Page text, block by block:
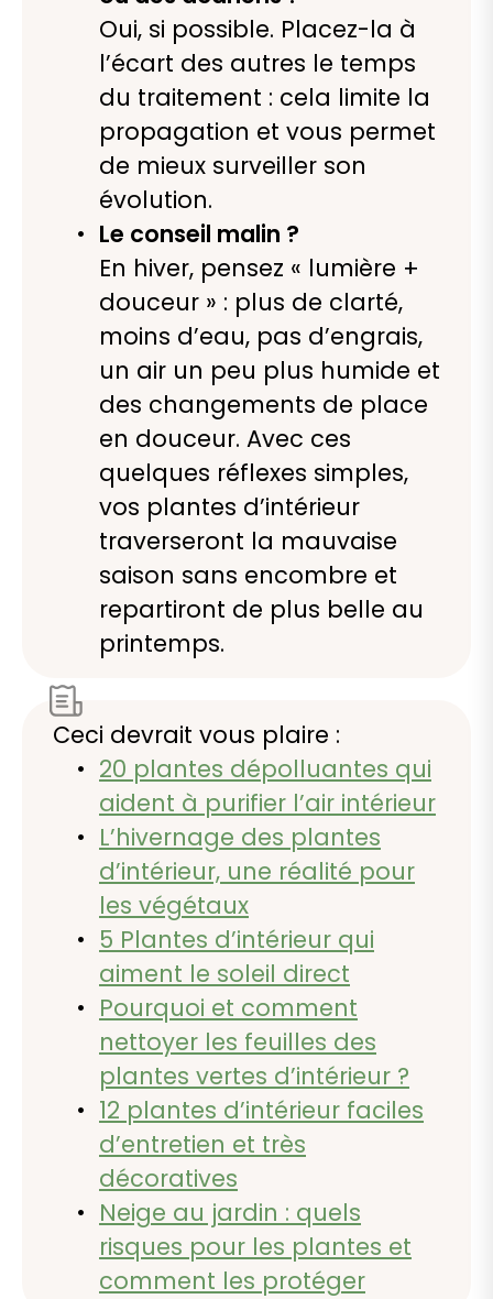
Oui, si possible. Placez-la à
l’écart des autres le temps
du traitement : cela limite la
propagation et vous permet
de mieux surveiller son
évolution.
Le conseil malin ?
En hiver, pensez « lumière +
douceur » : plus de clarté,
moins d’eau, pas d’engrais,
un air un peu plus humide et
des changements de place
en douceur. Avec ces
quelques réflexes simples,
vos plantes d’intérieur
traverseront la mauvaise
saison sans encombre et
repartiront de plus belle au
printemps.
Ceci devrait vous plaire :
20 plantes dépolluantes qui
aident à purifier l’air intérieur
L’hivernage des plantes
d’intérieur, une réalité pour
les végétaux
5 Plantes d’intérieur qui
aiment le soleil direct
Pourquoi et comment
nettoyer les feuilles des
plantes vertes d’intérieur ?
12 plantes d’intérieur faciles
d’entretien et très
décoratives
Neige au jardin : quels
risques pour les plantes et
comment les protéger